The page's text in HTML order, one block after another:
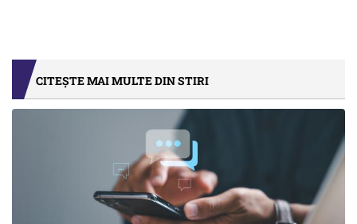
CITEȘTE MAI MULTE DIN STIRI